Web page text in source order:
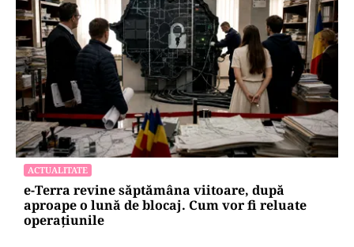
ACTUALITATE
e-Terra revine săptămâna viitoare, după
aproape o lună de blocaj. Cum vor fi reluate
operațiunile